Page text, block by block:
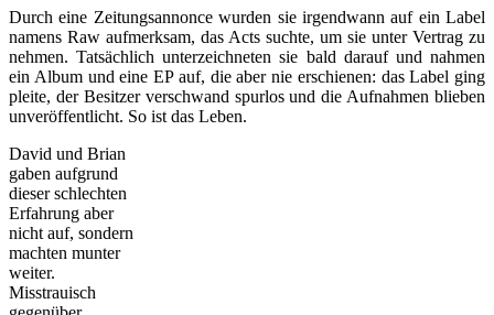
Durch eine Zeitungsannonce wurden sie irgendwann auf ein Label
namens Raw aufmerksam, das Acts suchte, um sie unter Vertrag zu
nehmen. Tatsächlich unterzeichneten sie bald darauf und nahmen
ein Album und eine EP auf, die aber nie erschienen: das Label ging
pleite, der Besitzer verschwand spurlos und die Aufnahmen blieben
unveröffentlicht. So ist das Leben.
David und Brian
gaben aufgrund
dieser schlechten
Erfahrung aber
nicht auf, sondern
machten munter
weiter.
Misstrauisch